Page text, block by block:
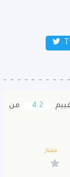
4.2
من
ممتاز